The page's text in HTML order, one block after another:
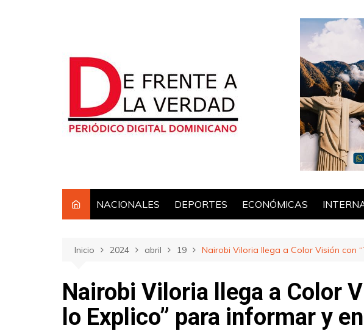
NACIONALES DEPORTES ECONÓMICAS
Inicio 2024 abril 19 Nairobi Viloria llega a Color Visión con
Nairobi Viloria llega a Color
lo Explico” para informar y